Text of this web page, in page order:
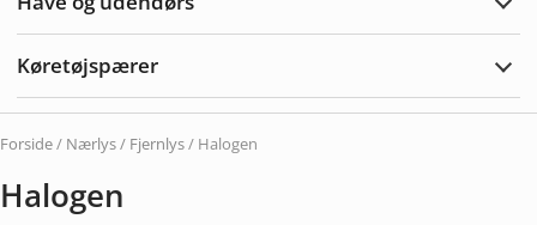
Køretøjspærer
Forside/ Nærlys / Fjernlys/ Halogen
Halogen